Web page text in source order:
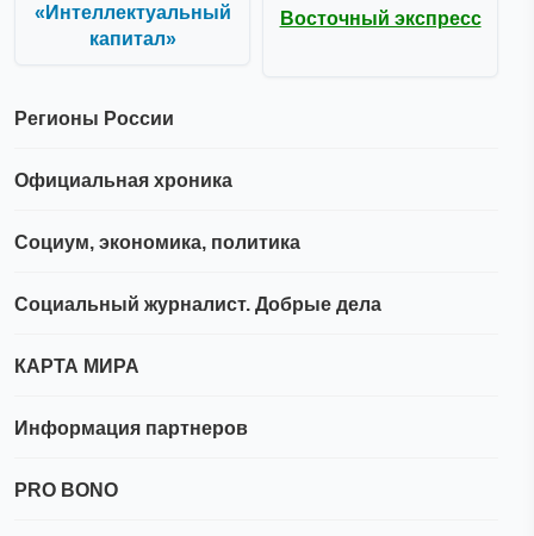
«Интеллектуальный
капитал»
Восточный экспресс
Регионы России
Официальная хроника
Социум, экономика, политика
Социальный журналист. Добрые дела
КАРТА МИРА
Информация партнеров
PRO BONO